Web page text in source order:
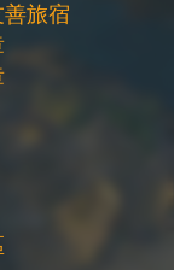
旅宿